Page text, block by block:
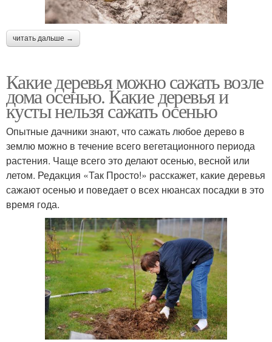
читать дальше →
Какие деревья можно сажать возле
дома осенью. Какие деревья и
кусты нельзя сажать осенью
Опытные дачники знают, что сажать любое дерево в
землю можно в течение всего вегетационного периода
растения. Чаще всего это делают осенью, весной или
летом. Редакция «Так Просто!» расскажет, какие деревья
сажают осенью и поведает о всех нюансах посадки в это
время года.